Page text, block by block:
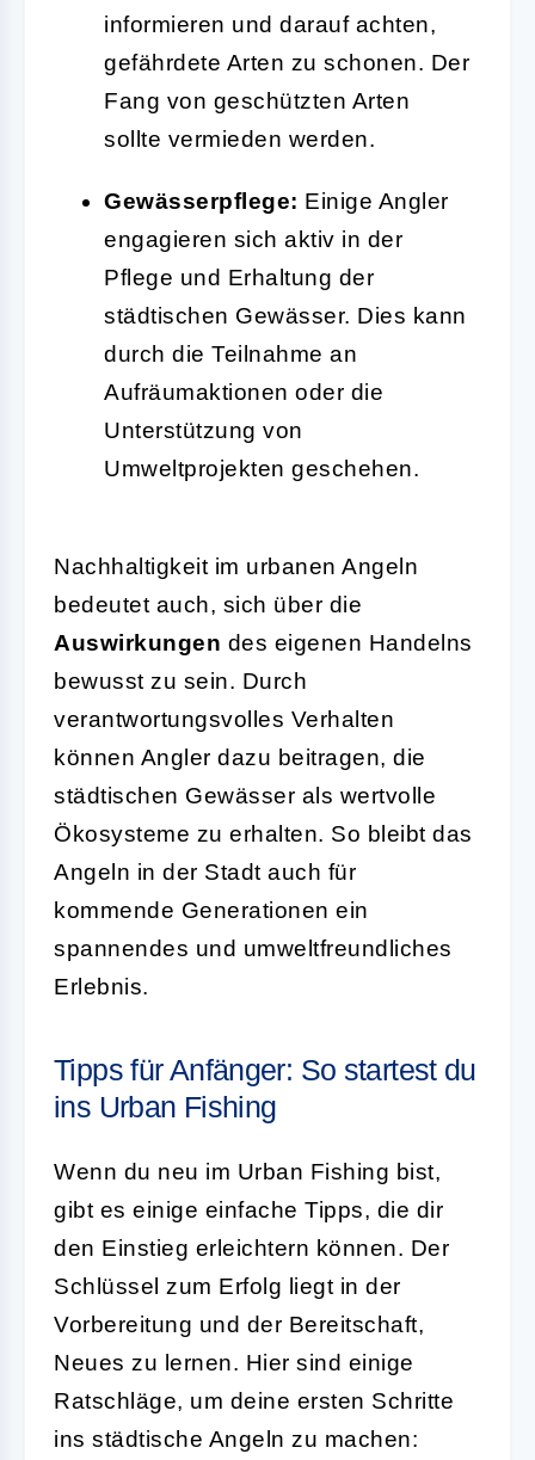
informieren und darauf achten,
gefährdete Arten zu schonen. Der
Fang von geschützten Arten
sollte vermieden werden.
Gewässerpflege: Einige Angler
engagieren sich aktiv in der
Pflege und Erhaltung der
städtischen Gewässer. Dies kann
durch die Teilnahme an
Aufräumaktionen oder die
Unterstützung von
Umweltprojekten geschehen.
Nachhaltigkeit im urbanen Angeln
bedeutet auch, sich über die
Auswirkungen des eigenen Handelns
bewusst zu sein. Durch
verantwortungsvolles Verhalten
können Angler dazu beitragen, die
städtischen Gewässer als wertvolle
Ökosysteme zu erhalten. So bleibt das
Angeln in der Stadt auch für
kommende Generationen ein
spannendes und umweltfreundliches
Erlebnis.
Tipps für Anfänger: So startest du
ins Urban Fishing
Wenn du neu im Urban Fishing bist,
gibt es einige einfache Tipps, die dir
den Einstieg erleichtern können. Der
Schlüssel zum Erfolg liegt in der
Vorbereitung und der Bereitschaft,
Neues zu lernen. Hier sind einige
Ratschläge, um deine ersten Schritte
ins städtische Angeln zu machen: